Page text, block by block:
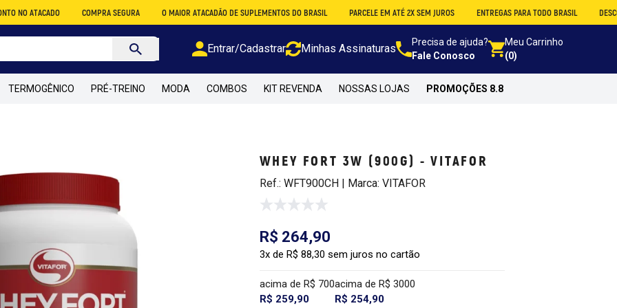
COMPRA SEGURA O MAIOR ATACADÃO DE SUPLEMENTOS DO BRASIL PARCELE EM ATÉ 2X SEM JUROS ENTREGAS PARA TODO BRASIL DESCONTO NO
Entrar/Cadastrar Minhas Assinaturas
Precisa de ajuda?
Fale Conosco
Meu Carrinho
(0)
TERMOGÊNICO PRÉ-TREINO MODA COMBOS KIT REVENDA NOSSAS LOJAS PROMOÇÕES 8.8
WHEY FORT 3W (900G) - VITAFOR
Ref.: WFT900CH | Marca: VITAFOR
R$ 264,90
3x de R$ 88,30 sem juros no cartão
acima de R$ 700
R$ 259,90
acima de R$ 3000
R$ 254,90